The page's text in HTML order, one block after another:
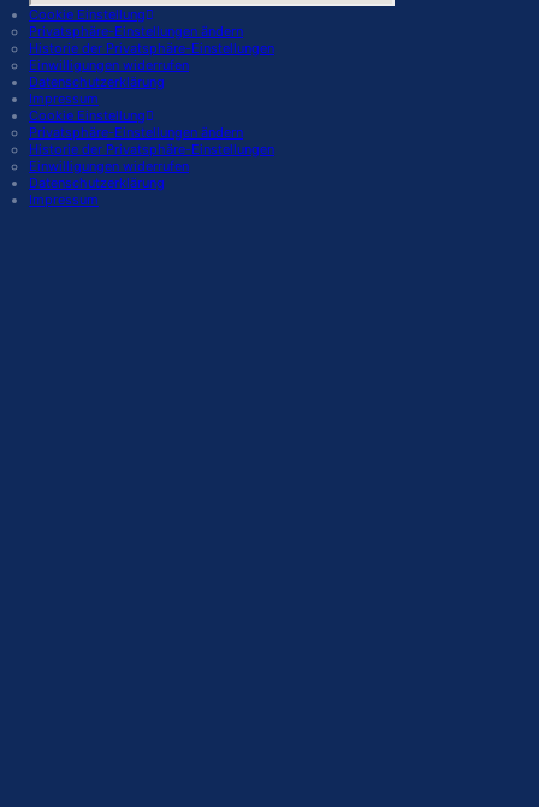
Cookie Einstellung
Privatsphäre-Einstellungen ändern
Historie der Privatsphäre-Einstellungen
Einwilligungen widerrufen
Datenschutzerklärung
Impressum
Cookie Einstellung
Privatsphäre-Einstellungen ändern
Historie der Privatsphäre-Einstellungen
Einwilligungen widerrufen
Datenschutzerklärung
Impressum